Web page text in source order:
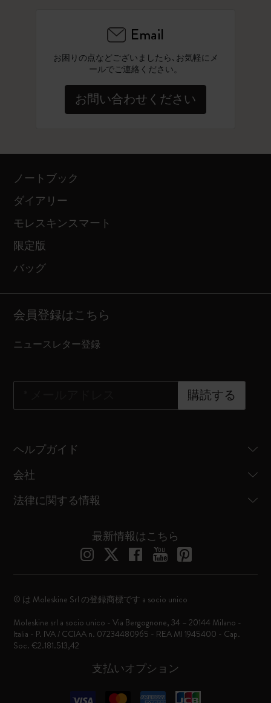
Email
お困りの点などございましたら､お気軽にメ
ールでご連絡ください。
お問い合わせください
ノートブック
ダイアリー
モレスキンスマート
限定版
バッグ
会員登録はこちら
ニュースレター登録
購読する
ヘルプガイド
会社
法律に関する情報
最新情報はこちら
支払いオプション
© は Moleskine Srl の登録商標です a socio unico
Moleskine srl a socio unico - Via Bergognone, 34 – 20144 Milano -
Italia - P. IVA / CCIAA n. 07234480965 - REA MI 1945400 - Cap.
Soc. €2.181.513,42